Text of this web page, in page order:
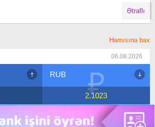
Ətraflı
Hamısına bax
06.08.2026
₽
RUB
2.1023